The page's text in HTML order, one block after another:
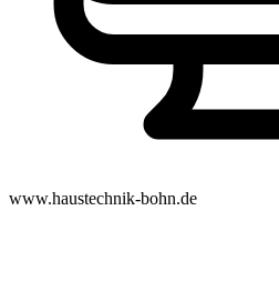
www.haustechnik-bohn.de